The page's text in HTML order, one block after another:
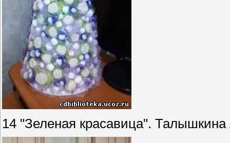
14 "Зеленая красавица".